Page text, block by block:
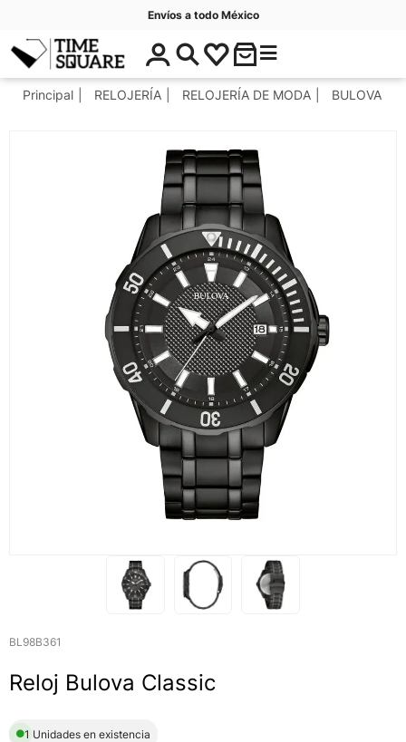
Envíos a todo México
Timesquare
$
0
.
C
t
r
í
a
s
Principal RELOJERÍA RELOJERÍA DE MODA BULOVA
BL98B361
Reloj Bulova Classic
1 Unidades en existencia